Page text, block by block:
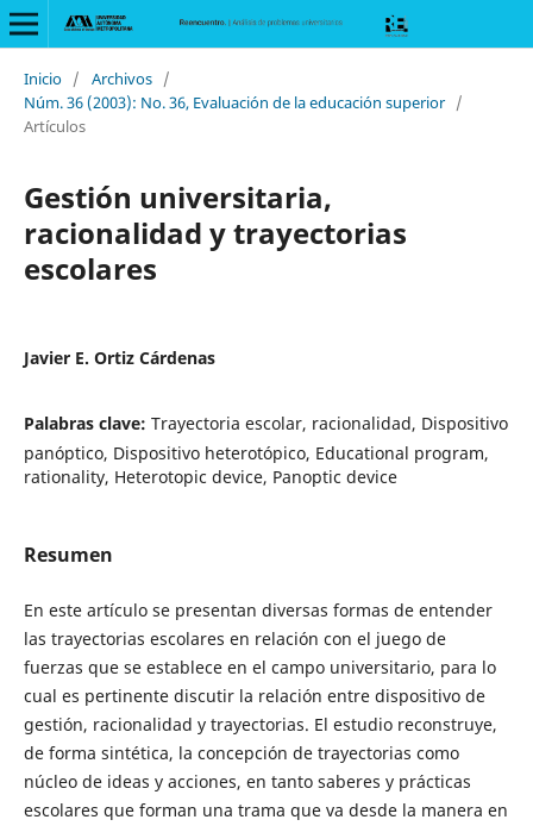
Inicio / Archivos /
Núm. 36 (2003): No. 36, Evaluación de la educación superior /
Artículos
Gestión universitaria,
racionalidad y trayectorias
escolares
Javier E. Ortiz Cárdenas
Palabras clave: Trayectoria escolar, racionalidad, Dispositivo
panóptico, Dispositivo heterotópico, Educational program,
rationality, Heterotopic device, Panoptic device
Resumen
En este artículo se presentan diversas formas de entender
las trayectorias escolares en relación con el juego de
fuerzas que se establece en el campo universitario, para lo
cual es pertinente discutir la relación entre dispositivo de
gestión, racionalidad y trayectorias. El estudio reconstruye,
de forma sintética, la concepción de trayectorias como
núcleo de ideas y acciones, en tanto saberes y prácticas
escolares que forman una trama que va desde la manera en